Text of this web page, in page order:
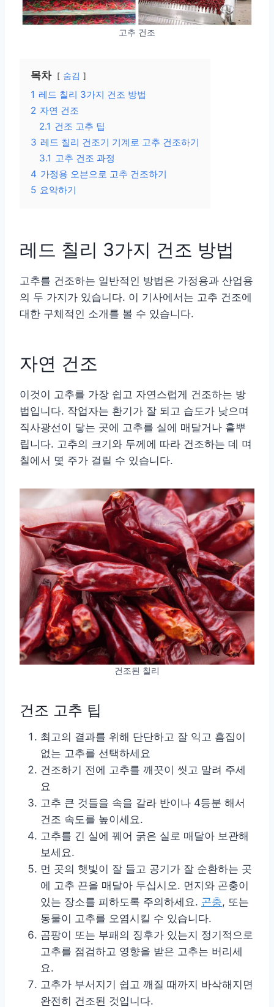
고추 건조
목차 숨김
1 레드 칠리 3가지 건조 방법
2 자연 건조
2.1 건조 고추 팁
3 레드 칠리 건조기 기계로 고추 건조하기
3.1 고추 건조 과정
4 가정용 오븐으로 고추 건조하기
5 요약하기
레드 칠리 3가지 건조 방법
고추를 건조하는 일반적인 방법은 가정용과 산업용
의 두 가지가 있습니다. 이 기사에서는 고추 건조에
대한 구체적인 소개를 볼 수 있습니다.
자연 건조
이것이 고추를 가장 쉽고 자연스럽게 건조하는 방
법입니다. 작업자는 환기가 잘 되고 습도가 낮으며
직사광선이 닿는 곳에 고추를 실에 매달거나 흩뿌
립니다. 고추의 크기와 두께에 따라 건조하는 데 며
칠에서 몇 주가 걸릴 수 있습니다.
건조된 칠리
건조 고추 팁
최고의 결과를 위해 단단하고 잘 익고 흠집이
없는 고추를 선택하세요
건조하기 전에 고추를 깨끗이 씻고 말려 주세
요
고추 큰 것들을 속을 갈라 반이나 4등분 해서
건조 속도를 높이세요.
고추를 긴 실에 꿰어 굵은 실로 매달아 보관해
보세요.
먼 곳의 햇빛이 잘 들고 공기가 잘 순환하는 곳
에 고추 끈을 매달아 두십시오. 먼지와 곤충이
있는 장소를 피하도록 주의하세요. 곤충, 또는
동물이 고추를 오염시킬 수 있습니다.
곰팡이 또는 부패의 징후가 있는지 정기적으로
고추를 점검하고 영향을 받은 고추는 버리세
요.
고추가 부서지기 쉽고 깨질 때까지 바삭해지면
완전히 건조된 것입니다.